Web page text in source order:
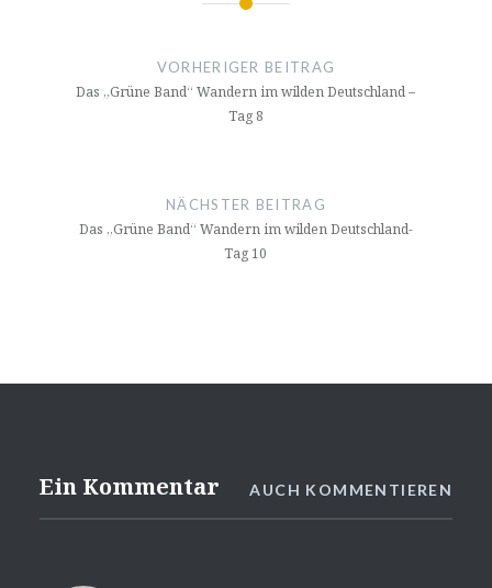
Beitragsnavigation
VORHERIGER BEITRAG
Das „Grüne Band“ Wandern im wilden Deutschland –
Tag 8
NÄCHSTER BEITRAG
Das „Grüne Band“ Wandern im wilden Deutschland-
Tag 10
Ein Kommentar AUCH KOMMENTIEREN